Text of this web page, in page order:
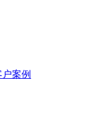
户案例